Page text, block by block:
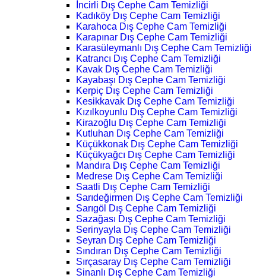
İncirli Dış Cephe Cam Temizliği
Kadıköy Dış Cephe Cam Temizliği
Karahoca Dış Cephe Cam Temizliği
Karapınar Dış Cephe Cam Temizliği
Karasüleymanlı Dış Cephe Cam Temizliği
Katrancı Dış Cephe Cam Temizliği
Kavak Dış Cephe Cam Temizliği
Kayabaşı Dış Cephe Cam Temizliği
Kerpiç Dış Cephe Cam Temizliği
Kesikkavak Dış Cephe Cam Temizliği
Kızılkoyunlu Dış Cephe Cam Temizliği
Kirazoğlu Dış Cephe Cam Temizliği
Kutluhan Dış Cephe Cam Temizliği
Küçükkonak Dış Cephe Cam Temizliği
Küçükyağcı Dış Cephe Cam Temizliği
Mandıra Dış Cephe Cam Temizliği
Medrese Dış Cephe Cam Temizliği
Saatli Dış Cephe Cam Temizliği
Sarıdeğirmen Dış Cephe Cam Temizliği
Sarıgöl Dış Cephe Cam Temizliği
Sazağası Dış Cephe Cam Temizliği
Serinyayla Dış Cephe Cam Temizliği
Seyran Dış Cephe Cam Temizliği
Sındıran Dış Cephe Cam Temizliği
Sırçasaray Dış Cephe Cam Temizliği
Sinanlı Dış Cephe Cam Temizliği